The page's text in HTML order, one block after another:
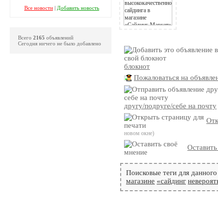
блокнот
Пожаловаться на
другу/подруге/себе на почту
новом окне)
Поисковые теги для
магазине «сайдинг
Все новости| Добавить новость
Всего 2165 объявлений
Сегодня ничего не было добавлено